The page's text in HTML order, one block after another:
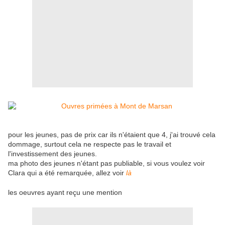
pour les jeunes, pas de prix car ils n'étaient que 4, j'ai trouvé cela
dommage, surtout cela ne respecte pas le travail et
l'investissement des jeunes.
ma photo des jeunes n'étant pas publiable, si vous voulez voir
Clara qui a été remarquée, allez voir là
les oeuvres ayant reçu une mention